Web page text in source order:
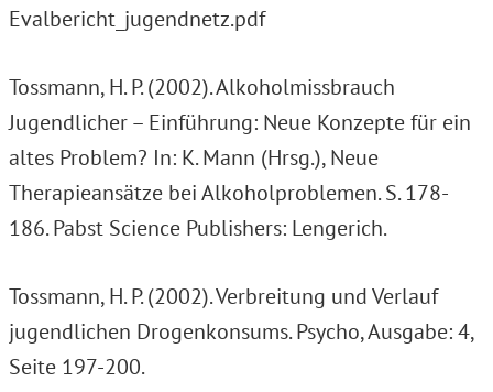
Evalbericht_jugendnetz.pdf
Tossmann, H. P. (2002). Alkoholmissbrauch
Jugendlicher – Einführung: Neue Konzepte für ein
altes Problem? In: K. Mann (Hrsg.), Neue
Therapieansätze bei Alkoholproblemen. S. 178-
186. Pabst Science Publishers: Lengerich.
Tossmann, H. P. (2002). Verbreitung und Verlauf
jugendlichen Drogenkonsums. Psycho, Ausgabe: 4,
Seite 197-200.